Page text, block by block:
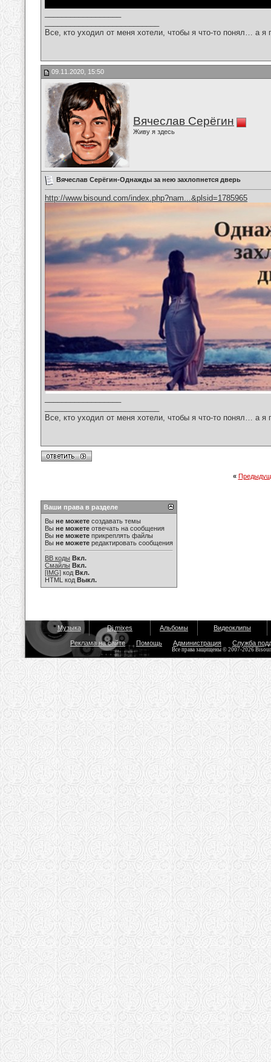
Все, кто уходил от меня хотели, чтобы я что-то понял… а
09.11.2020, 15:50
Вячеслав Серёгин
Живу я здесь
Вячеслав Серёгин-Однажды за нею захлопнется дверь
http://www.bisound.com/index.php?nam...&plsid=1785965
Все, кто уходил от меня хотели, чтобы я что-то понял… а
«
Ваши права в разделе
Вы не можете создавать темы
Вы не можете отвечать на сообщения
Вы не можете прикреплять файлы
Вы не можете редактировать сообщения
BB коды Вкл.
Смайлы Вкл.
[IMG] код Вкл.
HTML код Выкл.
Музыка Dj mixes Альбомы Видеоклипы
Реклама на сайте Помощь Администрация Служба
Все права защищены © 2007-2026